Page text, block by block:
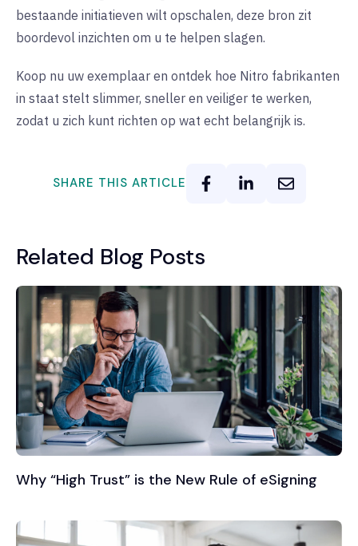
bestaande initiatieven wilt opschalen, deze bron zit
boordevol inzichten om u te helpen slagen.
Koop nu uw exemplaar en ontdek hoe Nitro fabrikanten
in staat stelt slimmer, sneller en veiliger te werken,
zodat u zich kunt richten op wat echt belangrijk is.
SHARE THIS ARTICLE
Related Blog Posts
Why “High Trust” is the New Rule of eSigning